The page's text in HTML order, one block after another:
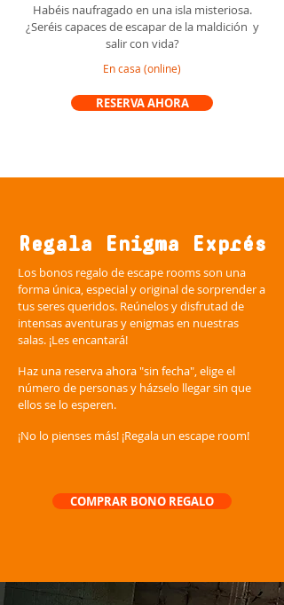
Habéis naufragado en una isla misteriosa.
¿Seréis capaces de escapar de la maldición y
salir con vida?
En casa (online)
RESERVA AHORA
Regala Enigma Exprés
Los bonos regalo de escape rooms son una
forma única, especial y original de sorprender a
tus seres queridos. Reúnelos y disfrutad de
intensas aventuras y enigmas en nuestras
salas. ¡Les encantará!
Haz una reserva ahora "sin fecha", elige el
número de personas y házselo llegar sin que
ellos se lo esperen.
¡No lo pienses más! ¡Regala un escape room!
COMPRAR BONO REGALO